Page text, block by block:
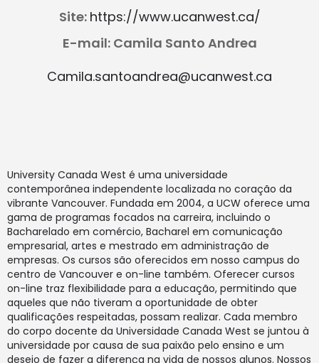
Site: https://www.ucanwest.ca/
E-mail: Camila Santo Andrea
Camila.santoandrea@ucanwest.ca
University Canada West é uma universidade
contemporânea independente localizada no coração da
vibrante Vancouver. Fundada em 2004, a UCW oferece uma
gama de programas focados na carreira, incluindo o
Bacharelado em comércio, Bacharel em comunicação
empresarial, artes e mestrado em administração de
empresas. Os cursos são oferecidos em nosso campus do
centro de Vancouver e on-line também. Oferecer cursos
on-line traz flexibilidade para a educação, permitindo que
aqueles que não tiveram a oportunidade de obter
qualificações respeitadas, possam realizar. Cada membro
do corpo docente da Universidade Canada West se juntou à
universidade por causa de sua paixão pelo ensino e um
desejo de fazer a diferença na vida de nossos alunos. Nossos